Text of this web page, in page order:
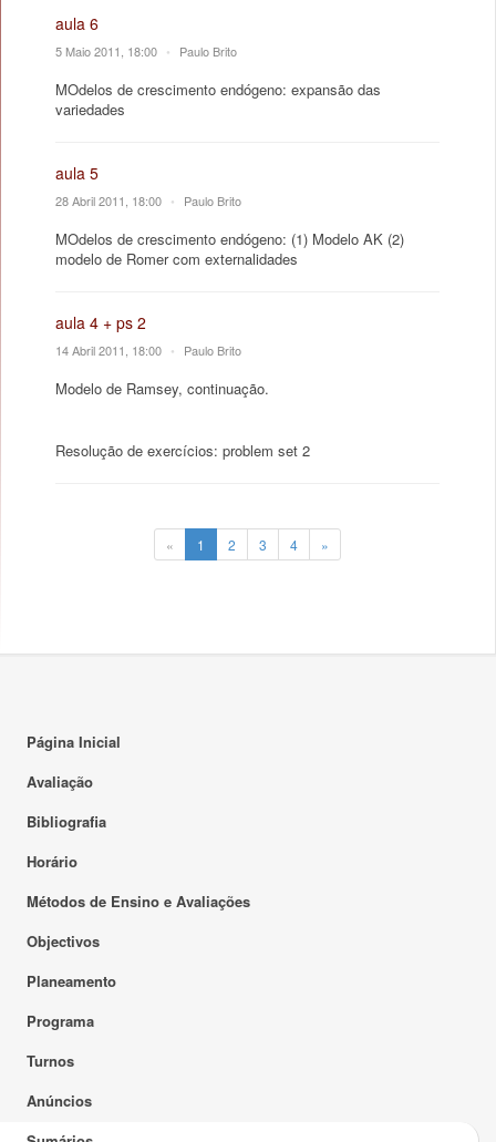
aula 6
5 Maio 2011, 18:00 • Paulo Brito
MOdelos de crescimento endógeno: expansão das
variedades
aula 5
28 Abril 2011, 18:00 • Paulo Brito
MOdelos de crescimento endógeno: (1) Modelo AK (2)
modelo de Romer com externalidades
aula 4 + ps 2
14 Abril 2011, 18:00 • Paulo Brito
Modelo de Ramsey, continuação.
Resolução de exercícios: problem set 2
« 1 2 3 4 »
Página Inicial
Avaliação
Bibliografia
Horário
Métodos de Ensino e Avaliações
Objectivos
Planeamento
Programa
Turnos
Anúncios